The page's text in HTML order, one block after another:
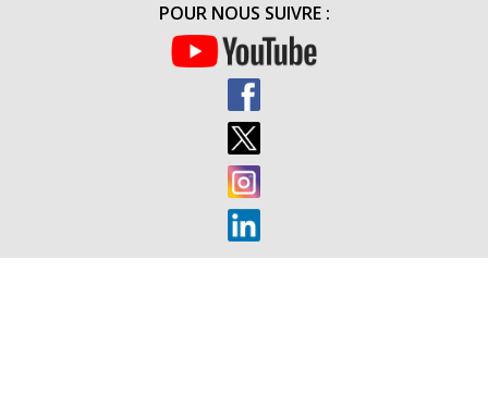
POUR NOUS SUIVRE :